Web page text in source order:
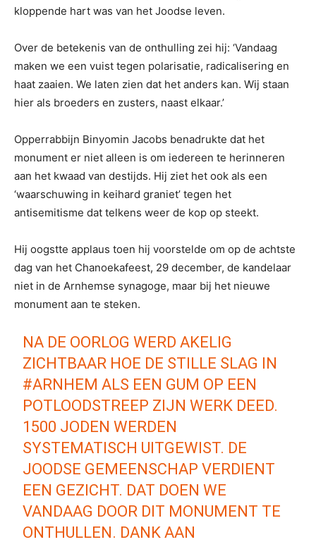
kloppende hart was van het Joodse leven.
Over de betekenis van de onthulling zei hij: ‘Vandaag
maken we een vuist tegen polarisatie, radicalisering en
haat zaaien. We laten zien dat het anders kan. Wij staan
hier als broeders en zusters, naast elkaar.’
Opperrabbijn Binyomin Jacobs benadrukte dat het
monument er niet alleen is om iedereen te herinneren
aan het kwaad van destijds. Hij ziet het ook als een
‘waarschuwing in keihard graniet’ tegen het
antisemitisme dat telkens weer de kop op steekt.
Hij oogstte applaus toen hij voorstelde om op de achtste
dag van het Chanoekafeest, 29 december, de kandelaar
niet in de Arnhemse synagoge, maar bij het nieuwe
monument aan te steken.
NA DE OORLOG WERD AKELIG
ZICHTBAAR HOE DE STILLE SLAG IN
#ARNHEM ALS EEN GUM OP EEN
POTLOODSTREEP ZIJN WERK DEED.
1500 JODEN WERDEN
SYSTEMATISCH UITGEWIST. DE
JOODSE GEMEENSCHAP VERDIENT
EEN GEZICHT. DAT DOEN WE
VANDAAG DOOR DIT MONUMENT TE
ONTHULLEN. DANK AAN